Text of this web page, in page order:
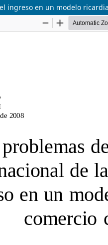
en un modelo